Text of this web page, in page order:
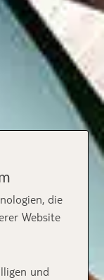
die
Website
und